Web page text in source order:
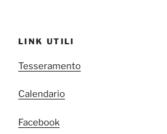
LINK UTILI
Tesseramento
Calendario
Facebook